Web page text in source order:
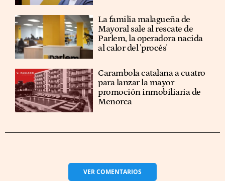
La familia malagueña de
Mayoral sale al rescate de
Parlem, la operadora nacida
al calor del 'procés'
Carambola catalana a cuatro
para lanzar la mayor
promoción inmobiliaria de
Menorca
VERCOMENTARIOS